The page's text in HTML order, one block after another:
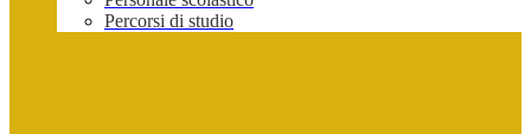
Percorsi di studio